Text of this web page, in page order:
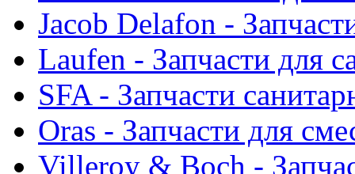
Jacob Delafon -
Laufen - Запчасти для
SFA - Запчасти
Oras - Запчасти для
Villeroy & Boch -